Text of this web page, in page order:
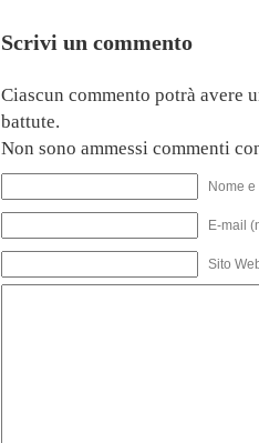
Scrivi un commento
Ciascun commento potrà avere
battute.
Non sono ammessi commenti
Nome
E-mail
Sito